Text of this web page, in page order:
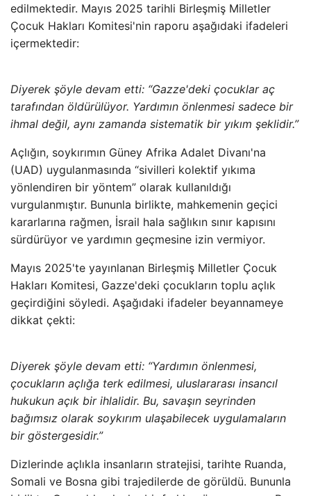
edilmektedir. Mayıs 2025 tarihli Birleşmiş Milletler
Çocuk Hakları Komitesi'nin raporu aşağıdaki ifadeleri
içermektedir:
Diyerek şöyle devam etti: “Gazze'deki çocuklar aç
tarafından öldürülüyor. Yardımın önlenmesi sadece bir
ihmal değil, aynı zamanda sistematik bir yıkım şeklidir.”
Açlığın, soykırımın Güney Afrika Adalet Divanı'na
(UAD) uygulanmasında “sivilleri kolektif yıkıma
yönlendiren bir yöntem” olarak kullanıldığı
vurgulanmıştır. Bununla birlikte, mahkemenin geçici
kararlarına rağmen, İsrail hala sağlıkın sınır kapısını
sürdürüyor ve yardımın geçmesine izin vermiyor.
Mayıs 2025'te yayınlanan Birleşmiş Milletler Çocuk
Hakları Komitesi, Gazze'deki çocukların toplu açlık
geçirdiğini söyledi. Aşağıdaki ifadeler beyannameye
dikkat çekti:
Diyerek şöyle devam etti: “Yardımın önlenmesi,
çocukların açlığa terk edilmesi, uluslararası insancıl
hukukun açık bir ihlalidir. Bu, savaşın seyrinden
bağımsız olarak soykırım ulaşabilecek uygulamaların
bir göstergesidir.”
Dizlerinde açlıkla insanların stratejisi, tarihte Ruanda,
Somali ve Bosna gibi trajedilerde de görüldü. Bununla